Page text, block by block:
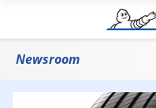
Newsroom